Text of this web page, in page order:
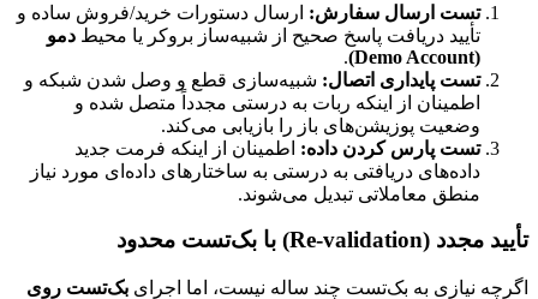
تست ارسال سفارش: ارسال دستورات خرید/فروش ساده و
تأیید دریافت پاسخ صحیح از شبیه‌ساز بروکر یا محیط دمو
(Demo Account)
.
تست پایداری اتصال: شبیه‌سازی قطع و وصل شدن شبکه و
اطمینان از اینکه ربات به درستی مجدداً متصل شده و
وضعیت پوزیشن‌های باز را بازیابی می‌کند.
تست پارس کردن داده: اطمینان از اینکه فرمت جدید
داده‌های دریافتی به درستی به ساختارهای داده‌ای مورد نیاز
منطق معاملاتی تبدیل می‌شوند.
تأیید مجدد (Re-validation) با بک‌تست محدود
اگرچه نیازی به بک‌تست چند ساله نیست، اما اجرای بک‌تست روی